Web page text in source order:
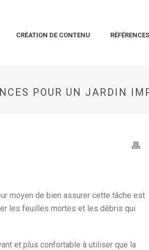
CRÉATION DE CONTENU
POUR UN JARDIN
moyen de bien assurer cette tâche est
les feuilles mortes et les débris qui
et plus confortable à utiliser que la